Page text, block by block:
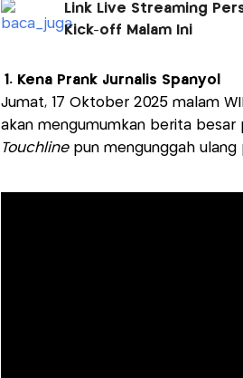
Link Live Streaming
Kick-off Malam Ini
1. Kena Prank Jurnalis Spanyol
Jumat, 17 Oktober 2025 malam
akan mengumumkan berita besar
Touchline pun mengunggah